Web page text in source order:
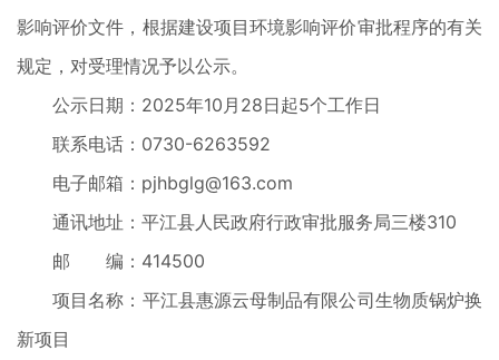
影响评价文件，根据建设项目环境影响评价审批程序的有关
规定，对受理情况予以公示。
公示日期：2025年10月28日起5个工作日
联系电话：0730-6263592
电子邮箱：pjhbglg@163.com
通讯地址：平江县人民政府行政审批服务局三楼310
邮 编：414500
项目名称：平江县惠源云母制品有限公司生物质锅炉换
新项目